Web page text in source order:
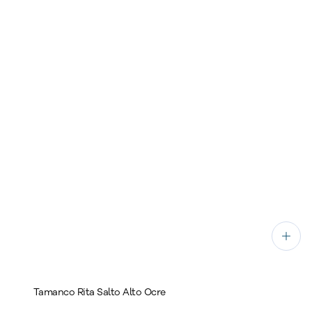
Tamanco Rita Salto Alto Ocre